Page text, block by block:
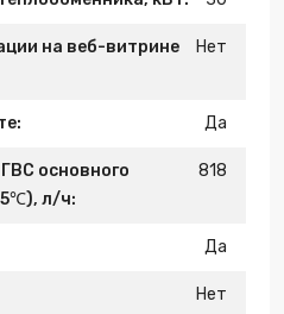
на веб-витрине
Нет
Да
основного
л/ч:
818
Да
Нет